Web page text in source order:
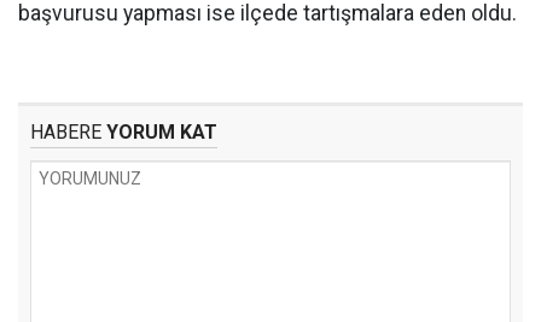
başvurusu yapması ise ilçede tartışmalara eden oldu.
HABERE YORUM KAT